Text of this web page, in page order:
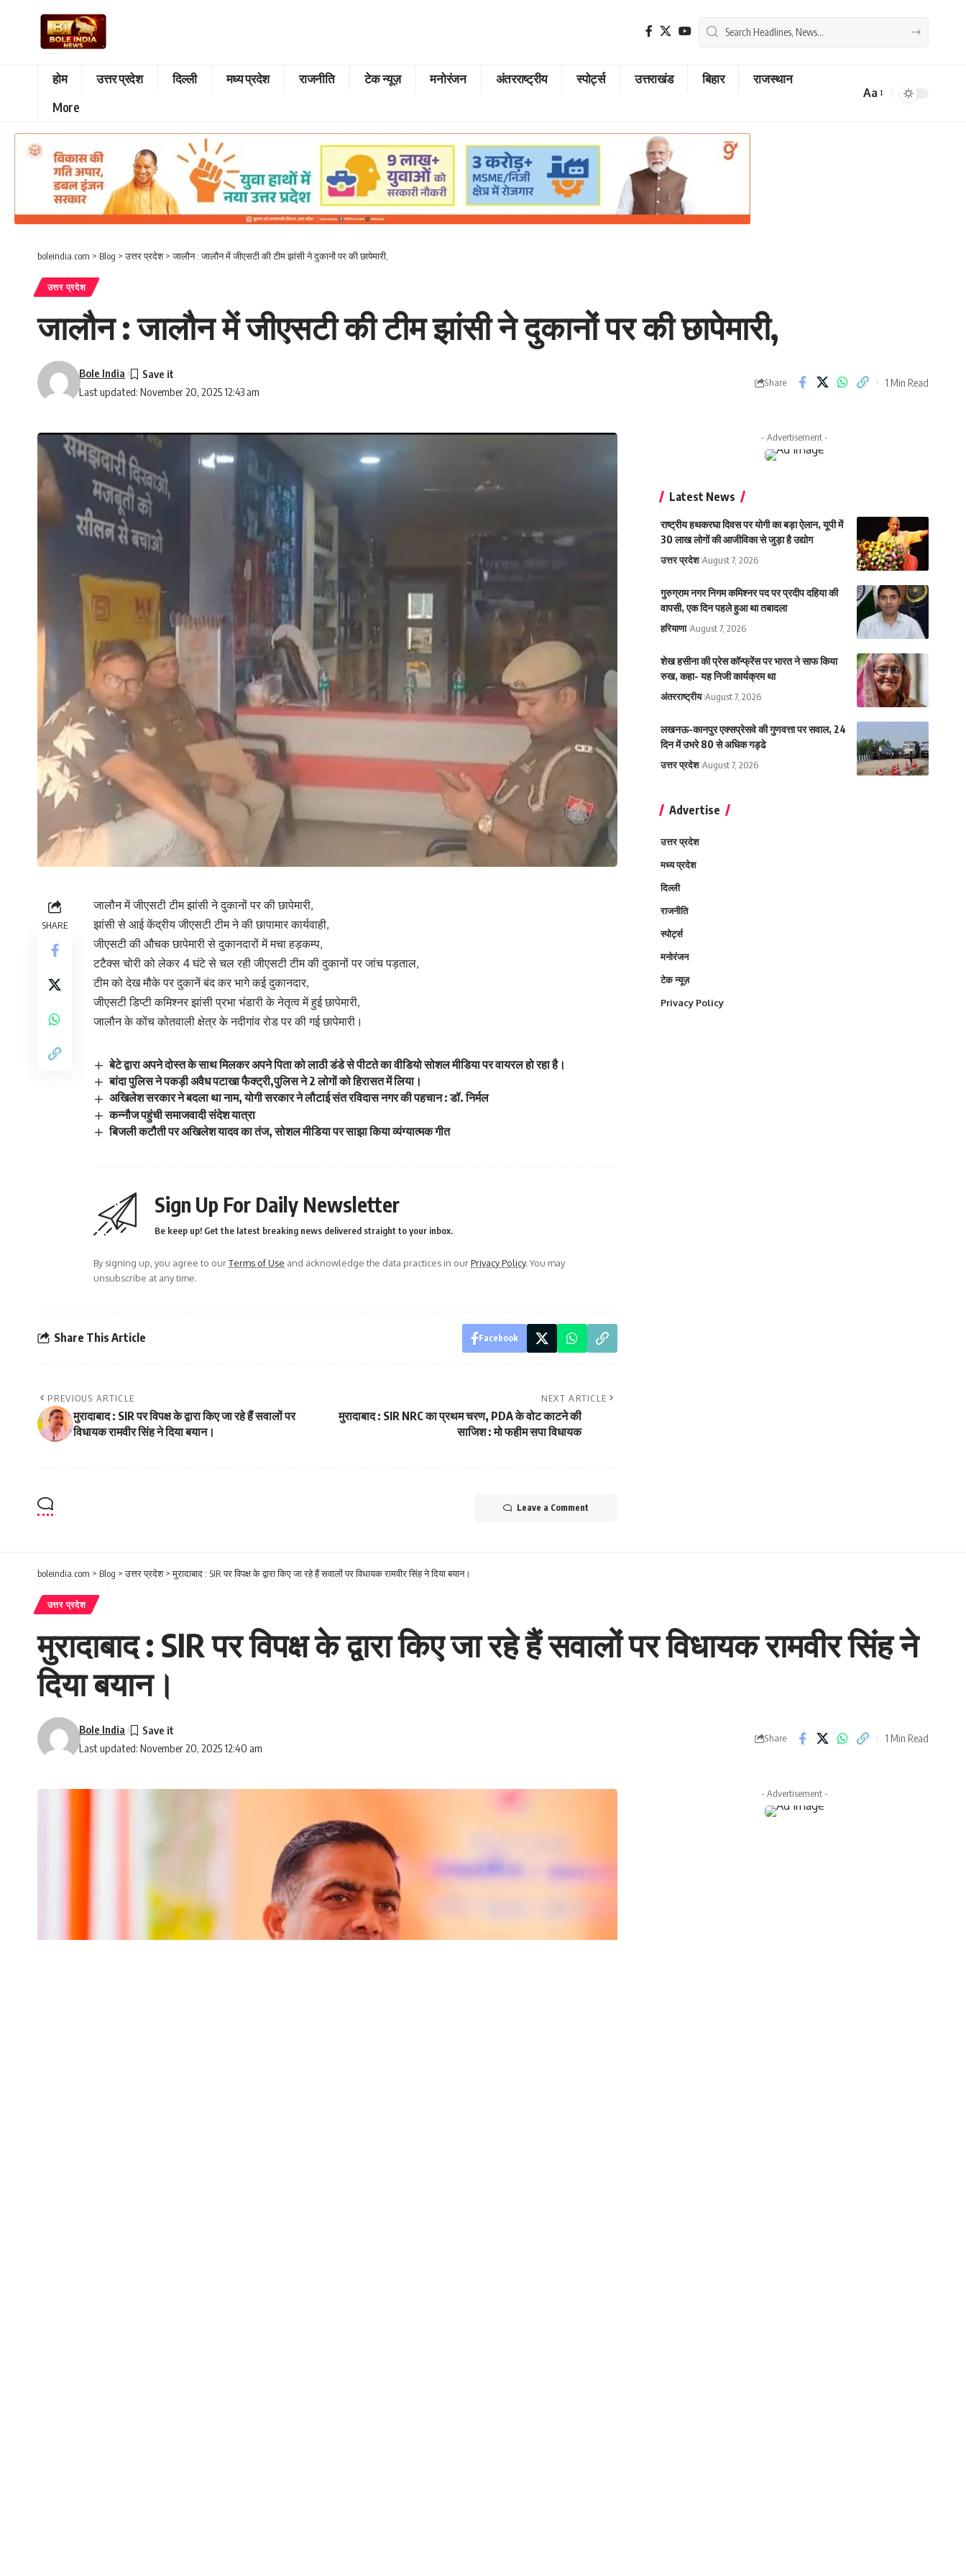
होम उत्तर प्रदेश दिल्ली मध्य प्रदेश राजनीति टेक न्यूज़ मनोरंजन अंतरराष्ट्रीय स्पोर्ट्स उत्तराखंड बिहार
राजस्थान
More
Font
Aa
boleindia.com > Blog >उत्तर प्रदेश>जालौन : जालौन में जीएसटी की टीम झांसी ने दुकानों पर की छापेमारी,
उत्तर प्रदेश
जालौन : जालौन में जीएसटी की टीम झांसी ने दुकानों पर की छापेमारी,
Last updated: November 20, 2025 12:43 am
Bole India
Share 1 Min Read
SHARE
जालौन में जीएसटी टीम झांसी ने दुकानों पर की छापेमारी,
झांसी से आई केंद्रीय जीएसटी टीम ने की छापामार कार्यवाही,
जीएसटी की औचक छापेमारी से दुकानदारों में मचा हड़कम्प,
टटैक्स चोरी को लेकर 4 घंटे से चल रही जीएसटी टीम की दुकानों पर जांच पड़ताल,
टीम को देख मौके पर दुकानें बंद कर भागे कई दुकानदार,
जीएसटी डिप्टी कमिश्नर झांसी प्रभा भंडारी के नेतृत्व में हुई छापेमारी,
जालौन के कोंच कोतवाली क्षेत्र के नदीगांव रोड पर की गई छापेमारी।
बेटे द्वारा अपने दोस्त के साथ मिलकर अपने पिता को लाठी डंडे से पीटते का वीडियो सोशल मीडिया पर वायरल हो रहा है।
बांदा पुलिस ने पकड़ी अवैध पटाखा फैक्ट्री,पुलिस ने 2 लोगों को हिरासत में लिया।
अखिलेश सरकार ने बदला था नाम, योगी सरकार ने लौटाई संत रविदास नगर की पहचान : डॉ. निर्मल
कन्नौज पहुंची समाजवादी संदेश यात्रा
बिजली कटौती पर अखिलेश यादव का तंज, सोशल मीडिया पर साझा किया व्यंग्यात्मक गीत
Sign Up For Daily Newsletter
Be keep up! Get the latest breaking news delivered straight to your inbox.
By signing up, you agree to ourTerms of Use and acknowledge the data practices in ourPrivacy Policy. You may
unsubscribe at any time.
Share This Article Facebook
PREVIOUS ARTICLE
मुरादाबाद : SIR पर विपक्ष के द्वारा किए जा रहे हैं सवालों पर
विधायक रामवीर सिंह ने दिया बयान।
NEXT ARTICLE
मुरादाबाद : SIR NRC का प्रथम चरण, PDA के वोट काटने की
साजिश : मो फहीम सपा विधायक
Leave a Comment
- Advertisement -
Latest News
राष्ट्रीय हथकरघा दिवस पर योगी का बड़ा ऐलान, यूपी में
30 लाख लोगों की आजीविका से जुड़ा है उद्योग
उत्तर प्रदेश August 7, 2026
गुरुग्राम नगर निगम कमिश्नर पद पर प्रदीप दहिया की
वापसी, एक दिन पहले हुआ था तबादला
हरियाणा August 7, 2026
शेख हसीना की प्रेस कॉन्फ्रेंस पर भारत ने साफ किया
रुख, कहा- यह निजी कार्यक्रम था
अंतरराष्ट्रीय August 7, 2026
लखनऊ-कानपुर एक्सप्रेसवे की गुणवत्ता पर सवाल, 24
दिन में उभरे 80 से अधिक गड्ढे
उत्तर प्रदेश August 7, 2026
Advertise
उत्तर प्रदेश
मध्य प्रदेश
दिल्ली
राजनीति
स्पोर्ट्स
मनोरंजन
टेक न्यूज़
Privacy Policy
boleindia.com > Blog >उत्तर प्रदेश>मुरादाबाद : SIR पर विपक्ष के द्वारा किए जा रहे हैं सवालों पर विधायक रामवीर सिंह ने दिया बयान।
उत्तर प्रदेश
मुरादाबाद : SIR पर विपक्ष के द्वारा किए जा रहे हैं सवालों पर विधायक रामवीर सिंह ने
दिया बयान।
Last updated: November 20, 2025 12:40 am
Bole India
Share 1 Min Read
- Advertisement -